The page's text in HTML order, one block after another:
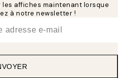
les affiches maintenant lorsque
à notre newsletter !